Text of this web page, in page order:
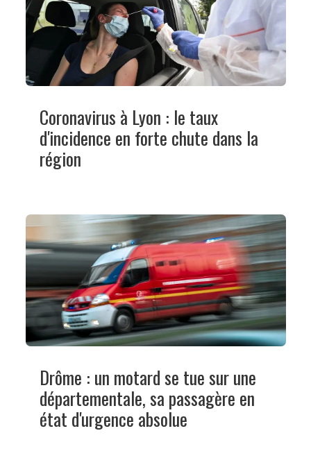
Coronavirus à Lyon : le taux
d'incidence en forte chute dans la
région
Drôme : un motard se tue sur une
départementale, sa passagère en
état d'urgence absolue